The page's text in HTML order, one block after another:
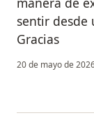
sentir desde
Gracias
20 de mayo de